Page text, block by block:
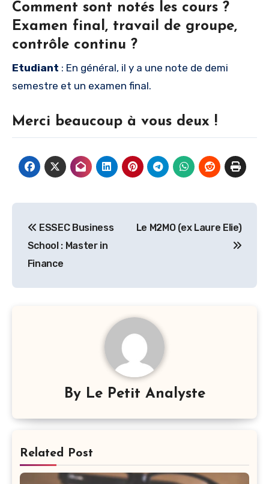
Comment sont notés les cours ?
Examen final, travail de groupe,
contrôle continu ?
Etudiant : En général, il y a une note de demi
semestre et un examen final.
Merci beaucoup à vous deux !
de
l’article
ESSEC Business
School : Master in
Finance
Le M2MO (ex Laure Elie)
By Le Petit Analyste
Related Post